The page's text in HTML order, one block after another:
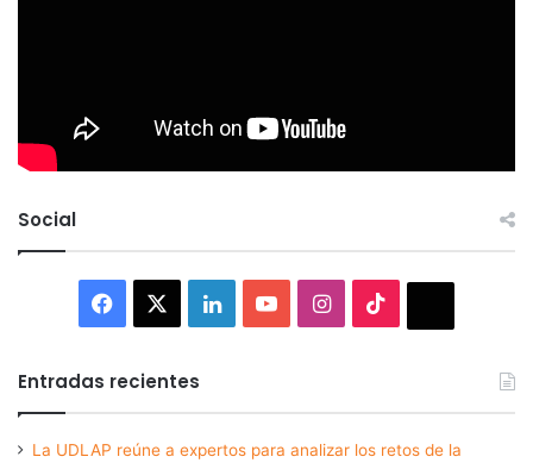
Social
Facebook LinkedInYouTubeInstagram
Entradas recientes
La UDLAP reúne a expertos para analizar los retos de la